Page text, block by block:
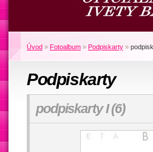
Úvod » Fotoalbum » Podpiskarty »
Podpiskarty
podpiskarty I (6)